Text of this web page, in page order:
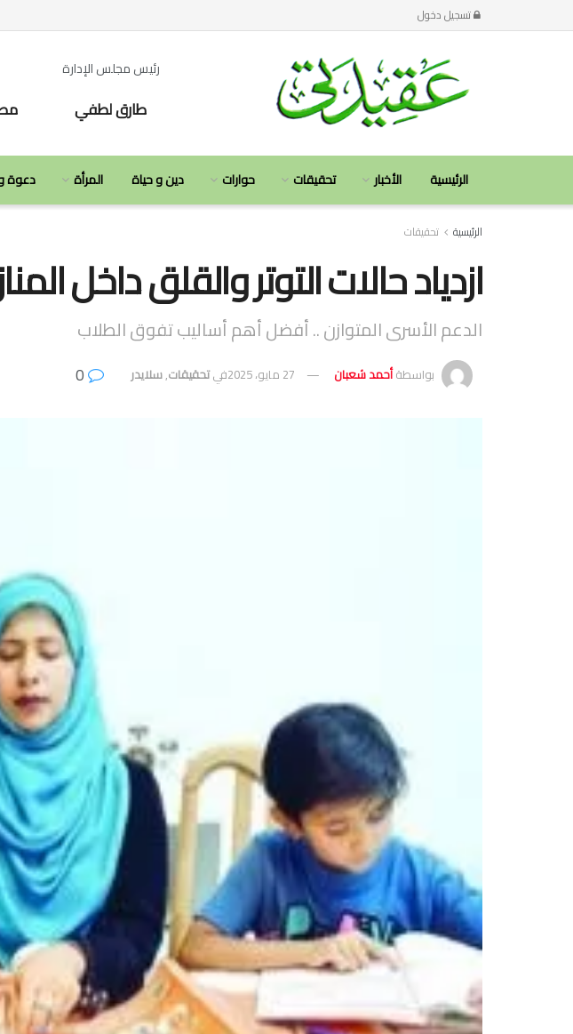
تسجيل دخول
رئيس مجلس الإدارة
طارق لطفي
الرئيسية الأخبار تحقيقات حوارات دين و حياة المرأة دعوة
الرئيسية تحقيقات
ازدياد حالات التوتر والقلق داخل
الدعم الأسرى المتوازن .. أفضل أهم أساليب تفوق الطلاب
بواسطةأحمد شعبان 27 مايو، 2025 فيتحقيقات,سلايدر